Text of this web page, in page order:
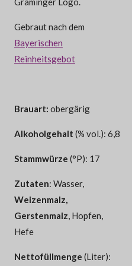
Gebraut nach dem
Bayerischen
Reinheitsgebot
Brauart: obergärig
Alkoholgehalt (% vol.): 6,8
Stammwürze (°P): 17
Zutaten: Wasser,
Weizenmalz,
Gerstenmalz, Hopfen,
Hefe
Nettofüllmenge (Liter):